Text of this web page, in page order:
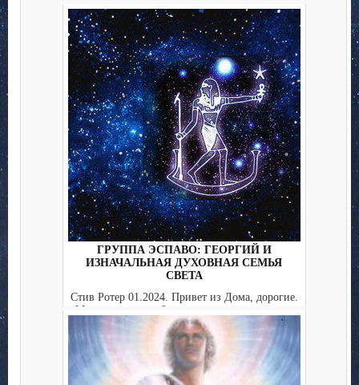
ГРУППА ЭСПАВО: ГЕОРГИЙ И
ИЗНАЧАЛЬНАЯ ДУХОВНАЯ СЕМЬЯ
СВЕТА
Стив Ротер 01.2024. Привет из Дома, дорогие.
Мы — группа из 9 человек, и мы с радостью
присоединяем...